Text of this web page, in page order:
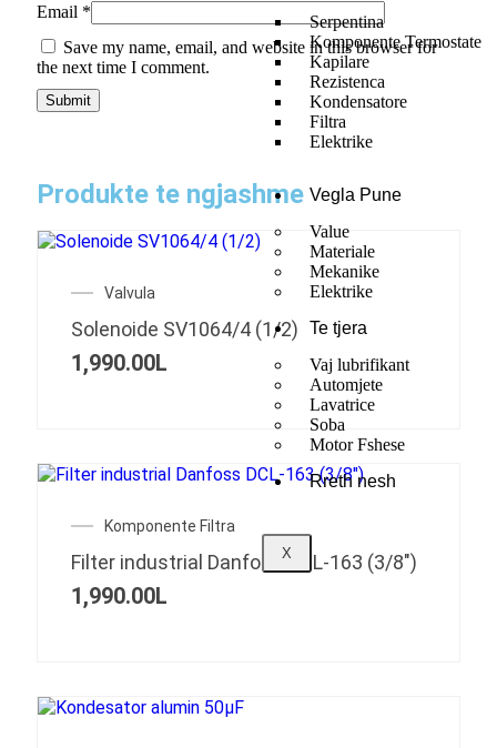
Serpentina
Komponente Termostate
Kapilare
Rezistenca
Kondensatore
Filtra
Elektrike
Vegla Pune
Value
Materiale
Mekanike
Elektrike
Te tjera
Vaj lubrifikant
Automjete
Lavatrice
Soba
Motor Fshese
Rreth nesh
X
Email *
Save my name, email, and website in this browser for
the next time I comment.
Produkte te ngjashme
Valvula
Solenoide SV1064/4 (1/2)
1,990.00L
OUT OF STOCK
Komponente Filtra
Filter industrial Danfoss DCL-163 (3/8″)
1,990.00L